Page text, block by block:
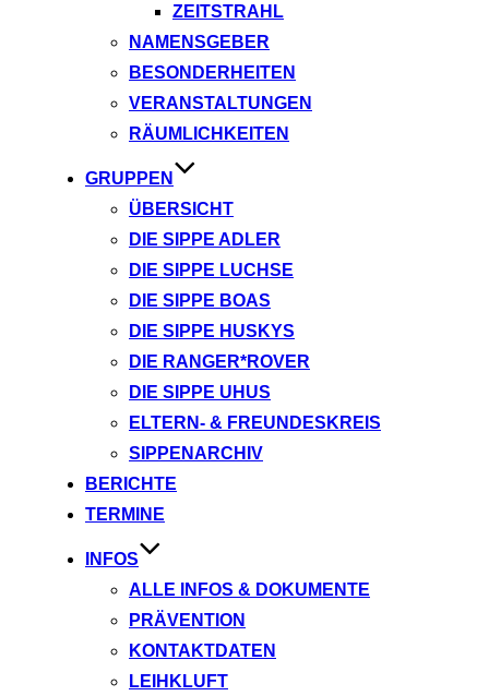
ZEITSTRAHL
NAMENSGEBER
BESONDERHEITEN
VERANSTALTUNGEN
RÄUMLICHKEITEN
GRUPPEN
ÜBERSICHT
DIE SIPPE ADLER
DIE SIPPE LUCHSE
DIE SIPPE BOAS
DIE SIPPE HUSKYS
DIE RANGER*ROVER
DIE SIPPE UHUS
ELTERN- & FREUNDESKREIS
SIPPENARCHIV
BERICHTE
TERMINE
INFOS
ALLE INFOS & DOKUMENTE
PRÄVENTION
KONTAKTDATEN
LEIHKLUFT